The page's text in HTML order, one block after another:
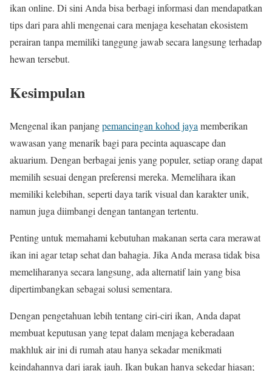
ikan online. Di sini Anda bisa berbagi informasi dan mendapatkan
tips dari para ahli mengenai cara menjaga kesehatan ekosistem
perairan tanpa memiliki tanggung jawab secara langsung terhadap
hewan tersebut.
Kesimpulan
Mengenal ikan panjangpemancingan kohod jaya memberikan
wawasan yang menarik bagi para pecinta aquascape dan
akuarium. Dengan berbagai jenis yang populer, setiap orang dapat
memilih sesuai dengan preferensi mereka. Memelihara ikan
memiliki kelebihan, seperti daya tarik visual dan karakter unik,
namun juga diimbangi dengan tantangan tertentu.
Penting untuk memahami kebutuhan makanan serta cara merawat
ikan ini agar tetap sehat dan bahagia. Jika Anda merasa tidak bisa
memeliharanya secara langsung, ada alternatif lain yang bisa
dipertimbangkan sebagai solusi sementara.
Dengan pengetahuan lebih tentang ciri-ciri ikan, Anda dapat
membuat keputusan yang tepat dalam menjaga keberadaan
makhluk air ini di rumah atau hanya sekadar menikmati
keindahannya dari jarak jauh. Ikan bukan hanya sekedar hiasan;